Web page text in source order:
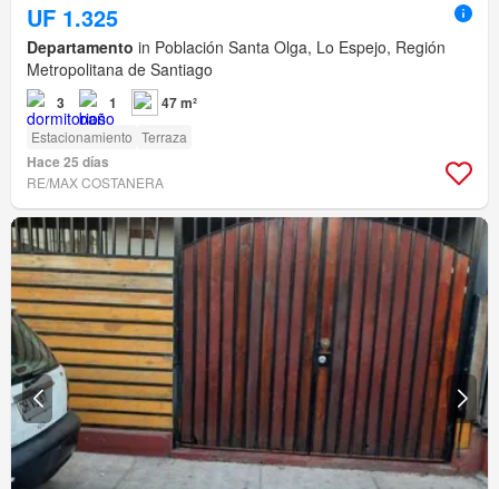
UF 1.325
Departamento in Población Santa Olga, Lo Espejo, Región
Metropolitana de Santiago
3 1 47 m²
Estacionamiento Terraza
Hace 25 días
RE/MAX COSTANERA